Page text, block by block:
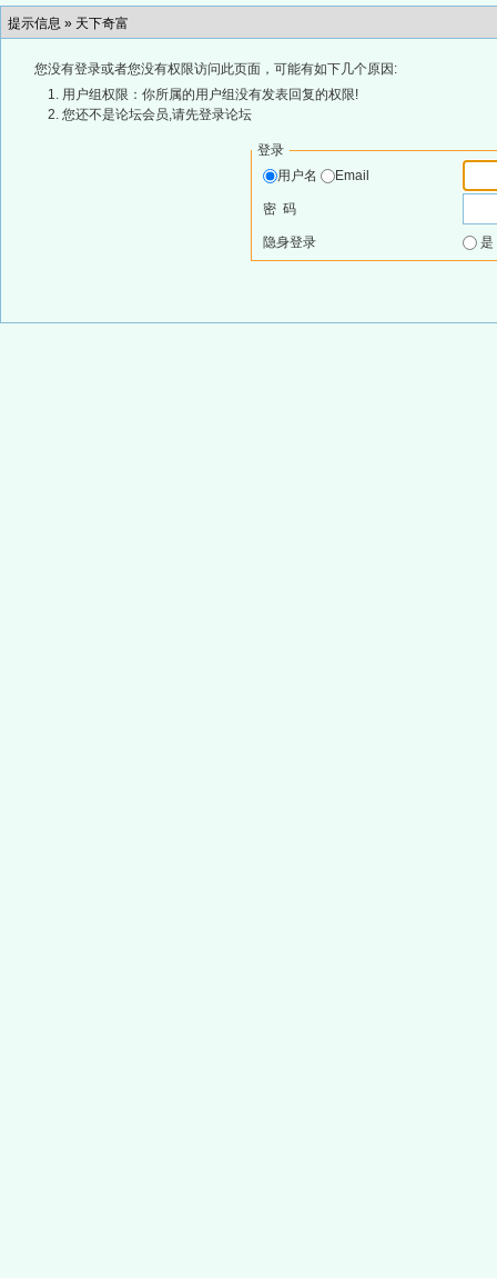
提示信息 » 天下奇富
您没有登录或者您没有权限访问此页面，可能有如下几个原因:
用户组权限：你所属的用户组没有发表回复的权限!
您还不是论坛会员,请先登录论坛
登录
用户名
Email
密 码
隐身登录